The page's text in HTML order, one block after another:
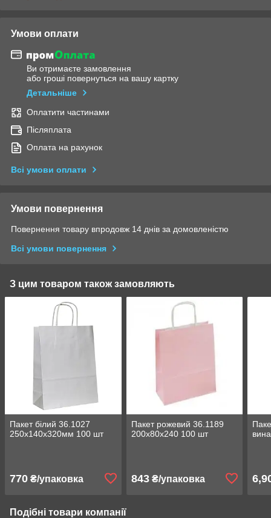
Умови оплати
Ви отримаєте замовлення
або гроші повернуться на вашу картку
Детальніше
Оплатити частинами
Післяплата
Оплата на рахунок
Всі умови оплати
Умови повернення
Повернення товару впродовж 14 днів за домовленістю
Всі умови повернення
З цим товаром також замовляють
Пакет білий 36.1027
250х140х320мм 100 шт
770 ₴/упаковка
Пакет рожевий 36.1189
200х80х240 100 шт
843₴/упаковка
Подібні товари компанії